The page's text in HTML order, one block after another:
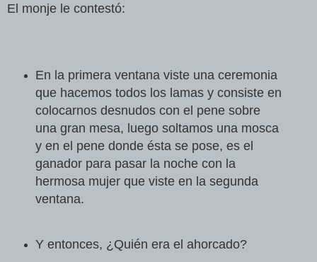
El monje le contestó:
En la primera ventana viste una ceremonia
que hacemos todos los lamas y consiste en
colocarnos desnudos con el pene sobre
una gran mesa, luego soltamos una mosca
y en el pene donde ésta se pose, es el
ganador para pasar la noche con la
hermosa mujer que viste en la segunda
ventana.
Y entonces, ¿Quién era el ahorcado?